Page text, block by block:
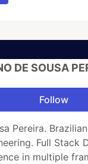
DE SOUSA
Follow
Pereira.
Full Stack
in multiple